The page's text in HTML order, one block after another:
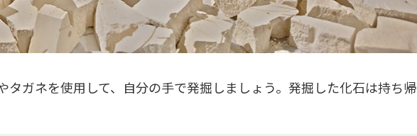
タガネを使用して、自分の手で発掘しましょう。発掘した化石は持ち帰